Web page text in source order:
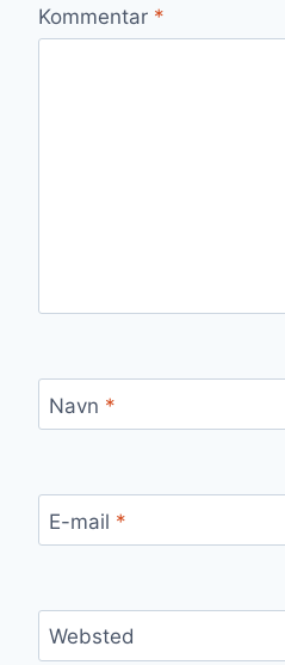
Kommentar *
Navn *
E-mail *
Websted